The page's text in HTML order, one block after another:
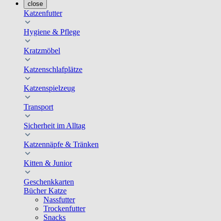
close
Katzenfutter
Hygiene & Pflege
Kratzmöbel
Katzenschlafplätze
Katzenspielzeug
Transport
Sicherheit im Alltag
Katzennäpfe & Tränken
Kitten & Junior
Geschenkkarten
Bücher Katze
Nassfutter
Trockenfutter
Snacks